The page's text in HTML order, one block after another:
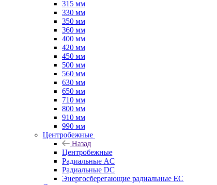
315 мм
330 мм
350 мм
360 мм
400 мм
420 мм
450 мм
500 мм
560 мм
630 мм
650 мм
710 мм
800 мм
910 мм
990 мм
Центробежные
Назад
Центробежные
Радиальные AC
Радиальные DC
Энергосберегающие радиальные EC